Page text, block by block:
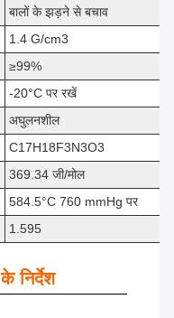
बालों के झड़ने से बचाव
1.4 G/cm3
≥99%
-20°C पर रखें
अघुलनशील
C17H18F3N3O3
369.34 जी/मोल
584.5°C 760 mmHg पर
1.595
निर्देश